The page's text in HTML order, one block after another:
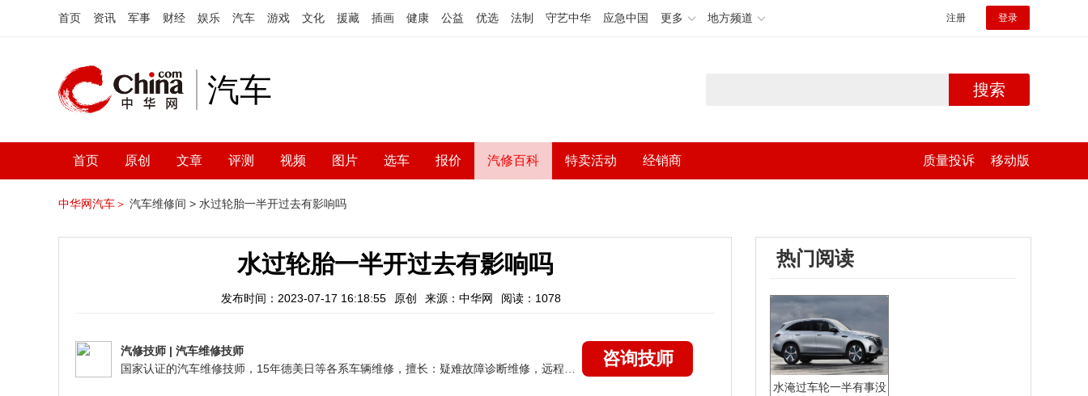
首页 资讯 军事 财经 娱乐 汽车 游戏 文化 援藏 插画 健康 公益 优选 法制 守艺中华 应急中国 更多 地方频道 注册 登录
汽车 搜索
首页 原创 文章 评测 视频 图片 选车 报价 汽修百科 特卖活动 经销商 质量投诉 移动版
中华网汽车＞ 汽车维修间 > 水过轮胎一半开过去有影响吗
水过轮胎一半开过去有影响吗
发布时间：2023-07-17 16:18:55 原创 来源：中华网 阅读：1078
汽修技师 | 汽车维修技师
咨询技师
热门阅读
水淹过车轮一半有事没